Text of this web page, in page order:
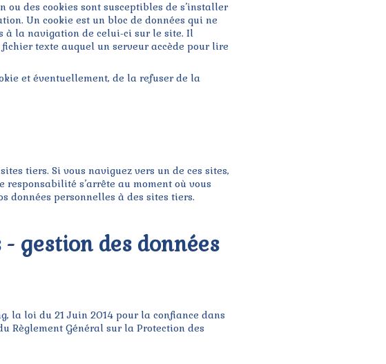
des cookies sont susceptibles de s’installer
Un cookie est un bloc de données qui ne
à la navigation de celui-ci sur le site. Il
texte auquel un serveur accède pour lire
et éventuellement, de la refuser de la
tiers. Si vous naviguez vers un de ces sites,
s’arrête au moment où vous
données personnelles à des sites tiers.
gestion des données
la loi du 21 Juin 2014 pour la confiance dans
Règlement Général sur la Protection des